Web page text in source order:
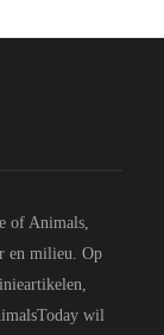
of Animals,
en milieu. Op
wil